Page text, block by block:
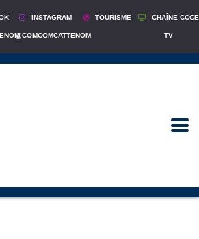
INSTAGRAM
@COMCOMCATTENOM
TOURISME CHAÎNE CCCE
TV